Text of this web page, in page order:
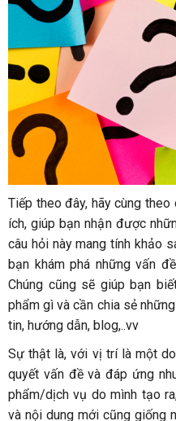
Tiếp theo đây, hãy cùng
ích, giúp bạn nhận được
câu hỏi này mang tính khảo
bạn khám phá những vấn
Chúng cũng sẽ giúp bạn
phẩm gì và cần chia sẻ
tin, hướng dẫn, blog,..vv
Sự thật là, với vị trí là một
quyết vấn đề và đáp ứng
phẩm/dịch vụ do mình tạo
và nội dung mới cũng giống